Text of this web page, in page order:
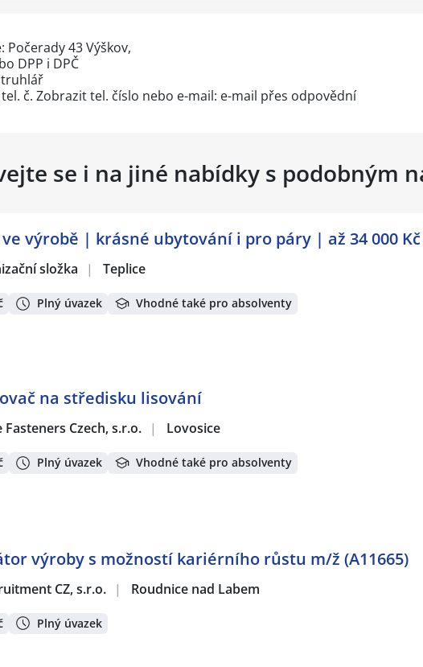
43 Výškov,
DPP i DPČ
truhlář
č. Zobrazit tel. číslo nebo e-mail: e-mail přes odpovědní
se i na jiné nabídky s podobným
ve výrobě | krásné ubytování i pro páry | až 34 000
složka | Teplice
Plný úvazek Vhodné také pro absolventy
na středisku lisování
Czech, s.r.o. | Lovosice
Plný úvazek Vhodné také pro absolventy
výroby s možností kariérního růstu m/ž (A11665)
CZ, s.r.o. | Roudnice nad Labem
Plný úvazek